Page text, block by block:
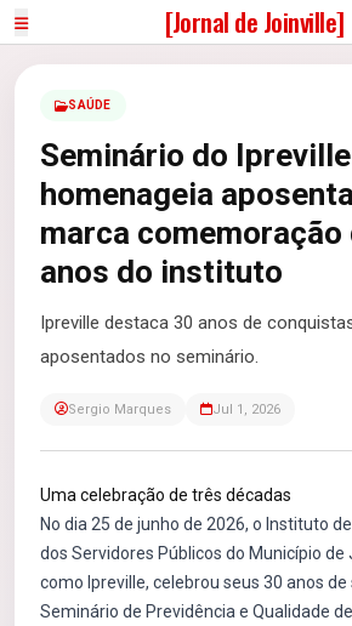
[Jornal de Joinville]
SAÚDE
Seminário do Ipreville
homenageia
marca comemoração
anos do instituto
Ipreville destaca 30 anos de
aposentados no seminário.
Sergio Marques Jul 1, 2026
Uma celebração de três décadas
No dia 25 de junho de 2026, o Instituto
dos Servidores Públicos do Município de
como Ipreville, celebrou seus 30 anos de
Seminário de Previdência e Qualidade